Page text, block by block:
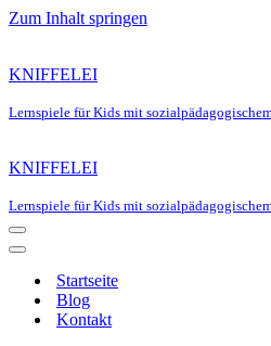
Zum Inhalt springen
KNIFFELEI
Lernspiele für Kids mit
KNIFFELEI
Lernspiele für Kids mit
Navigationsmenü
Navigationsmenü
Startseite
Blog
Kontakt